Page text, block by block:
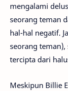
mengalami
seorang teman
hal-hal negatif.
seorang
tercipta dari
Meskipun Billie